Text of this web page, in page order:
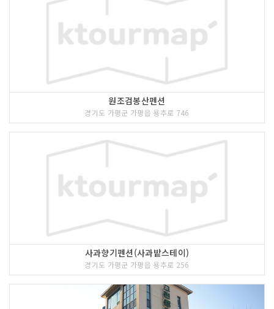
원조검봉산펜션
경기도 가평군 가평읍 용추로 746
사과향기펜션(사과밭스테이)
경기도 가평군 가평읍 용추로 256